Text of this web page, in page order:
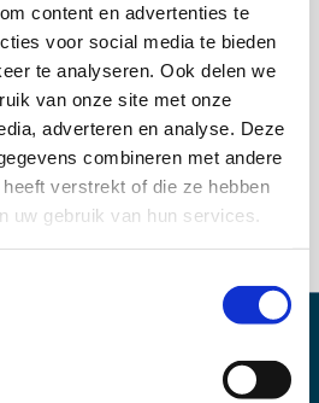
content en advertenties te
voor social media te bieden
te analyseren. Ook delen we
van onze site met onze
adverteren en analyse. Deze
combineren met andere
verstrekt of die ze hebben
uw gebruik van hun services.
wordt niet als alarm
die niet vast ingebouwd is,
zonder dat bij “niet
wordt)
de plus. Als min wordt de
genomen.